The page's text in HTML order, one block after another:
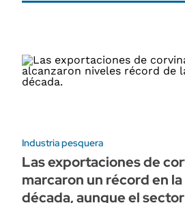
Industria pesquera
Las exportaciones de
marcaron un récord en
década, aunque el sector